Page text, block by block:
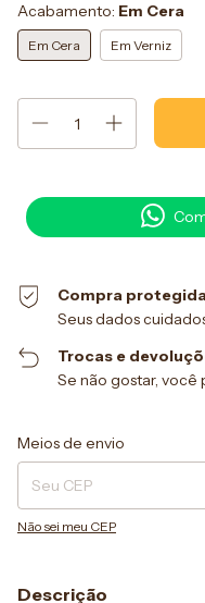
Acabamento: Em Cera
Em Cera Em Verniz
Compra
Seus dados
Trocas e
Se não gostar,
Entregas para o CEP:
Meios de envio
Não sei meu CEP
Descrição